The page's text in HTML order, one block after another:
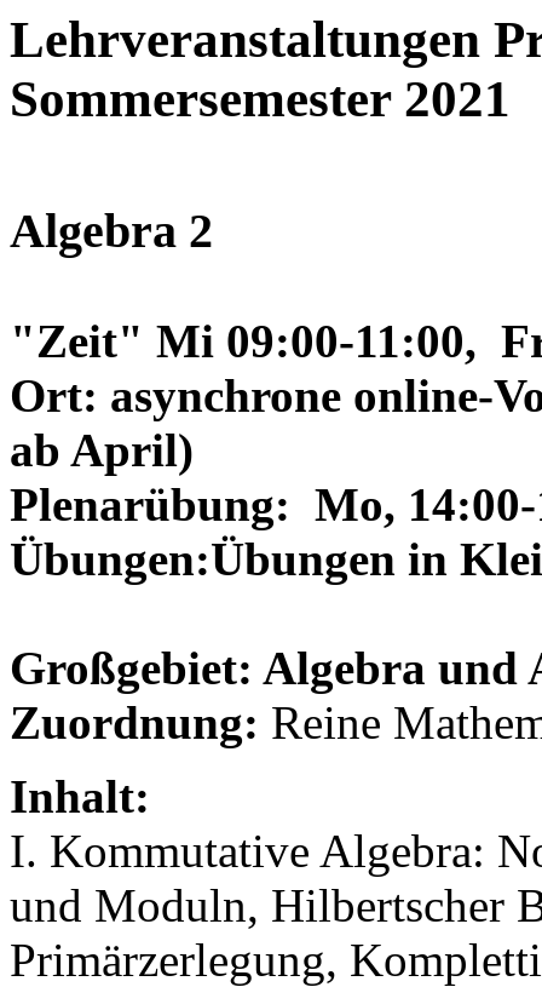
Lehrveranstaltungen
Sommersemester 2021
Algebra 2
"Zeit" Mi 09:00-11:00,
Ort: asynchrone online-
ab April)
Plenarübung: Mo,
Übungen:Übungen in
Großgebiet: Algebra
Zuordnung: Reine
Inhalt:
I. Kommutative Algebra:
und Moduln, Hilbertscher
Primärzerlegung,